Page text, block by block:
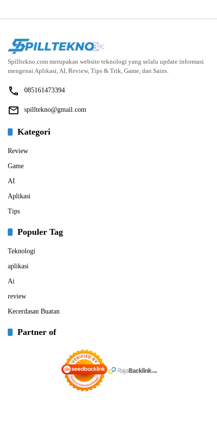
Spilltekno.com merupakan website teknologi yang selalu update informasi
mengenai Aplikasi, AI, Review, Tips & Trik, Game, dan Sains.
085161473394
spilltekno@gmail.com
Kategori
Review
Game
AI
Aplikasi
Tips
Populer Tag
Teknologi
aplikasi
Ai
review
Kecerdasan Buatan
Partner of